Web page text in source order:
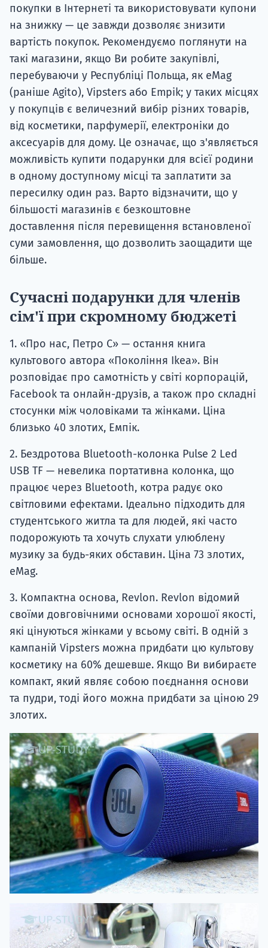
покупки в Інтернеті та використовувати купони
на знижку — це завжди дозволяє знизити
вартість покупок. Рекомендуємо поглянути на
такі магазини, якщо Ви робите закупівлі,
перебуваючи у Республіці Польща, як eMag
(раніше Agito), Vipsters або Empik; у таких місцях
у покупців є величезний вибір різних товарів,
від косметики, парфумерії, електроніки до
аксесуарів для дому. Це означає, що з'являється
можливість купити подарунки для всієї родини
в одному доступному місці та заплатити за
пересилку один раз. Варто відзначити, що у
більшості магазинів є безкоштовне
доставлення після перевищення встановленої
суми замовлення, що дозволить заощадити ще
більше.
Сучасні подарунки для членів
сім'ї при скромному бюджеті
1. «Про нас, Петро С» — остання книга
культового автора «Покоління Ikea». Він
розповідає про самотність у світі корпорацій,
Facebook та онлайн-друзів, а також про складні
стосунки між чоловіками та жінками. Ціна
близько 40 злотих, Емпік.
2. Бездротова Bluetooth-колонка Pulse 2 Led
USB TF — невелика портативна колонка, що
працює через Bluetooth, котра радує око
світловими ефектами. Ідеально підходить для
студентського житла та для людей, які часто
подорожують та хочуть слухати улюблену
музику за будь-яких обставин. Ціна 73 злотих,
eMag.
3. Компактна основа, Revlon. Revlon відомий
своїми довговічними основами хорошої якості,
які цінуються жінками у всьому світі. В одній з
кампаній Vipsters можна придбати цю культову
косметику на 60% дешевше. Якщо Ви вибираєте
компакт, який являє собою поєднання основи
та пудри, тоді його можна придбати за ціною 29
злотих.